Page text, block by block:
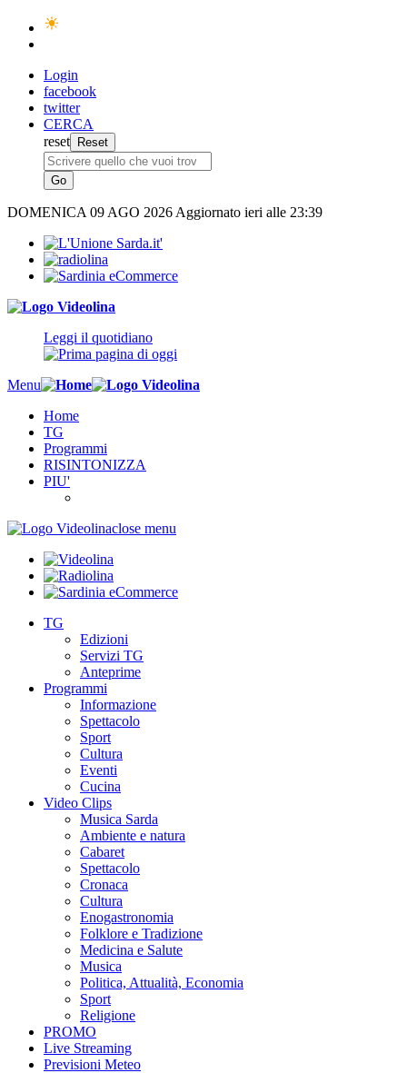
Login
facebook
twitter
CERCA
reset
DOMENICA 09 AGO 2026 Aggiornato ieri alle 23:39
Leggi il quotidiano
Menu
Home
TG
Programmi
RISINTONIZZA
PIU'
close menu
TG
Edizioni
Servizi TG
Anteprime
Programmi
Informazione
Spettacolo
Sport
Cultura
Eventi
Cucina
Video Clips
Musica Sarda
Ambiente e natura
Cabaret
Spettacolo
Cronaca
Cultura
Enogastronomia
Folklore e Tradizione
Medicina e Salute
Musica
Politica, Attualità, Economia
Sport
Religione
PROMO
Live Streaming
Previsioni Meteo